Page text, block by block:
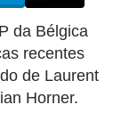
da Bélgica
recentes
de Laurent
Horner.